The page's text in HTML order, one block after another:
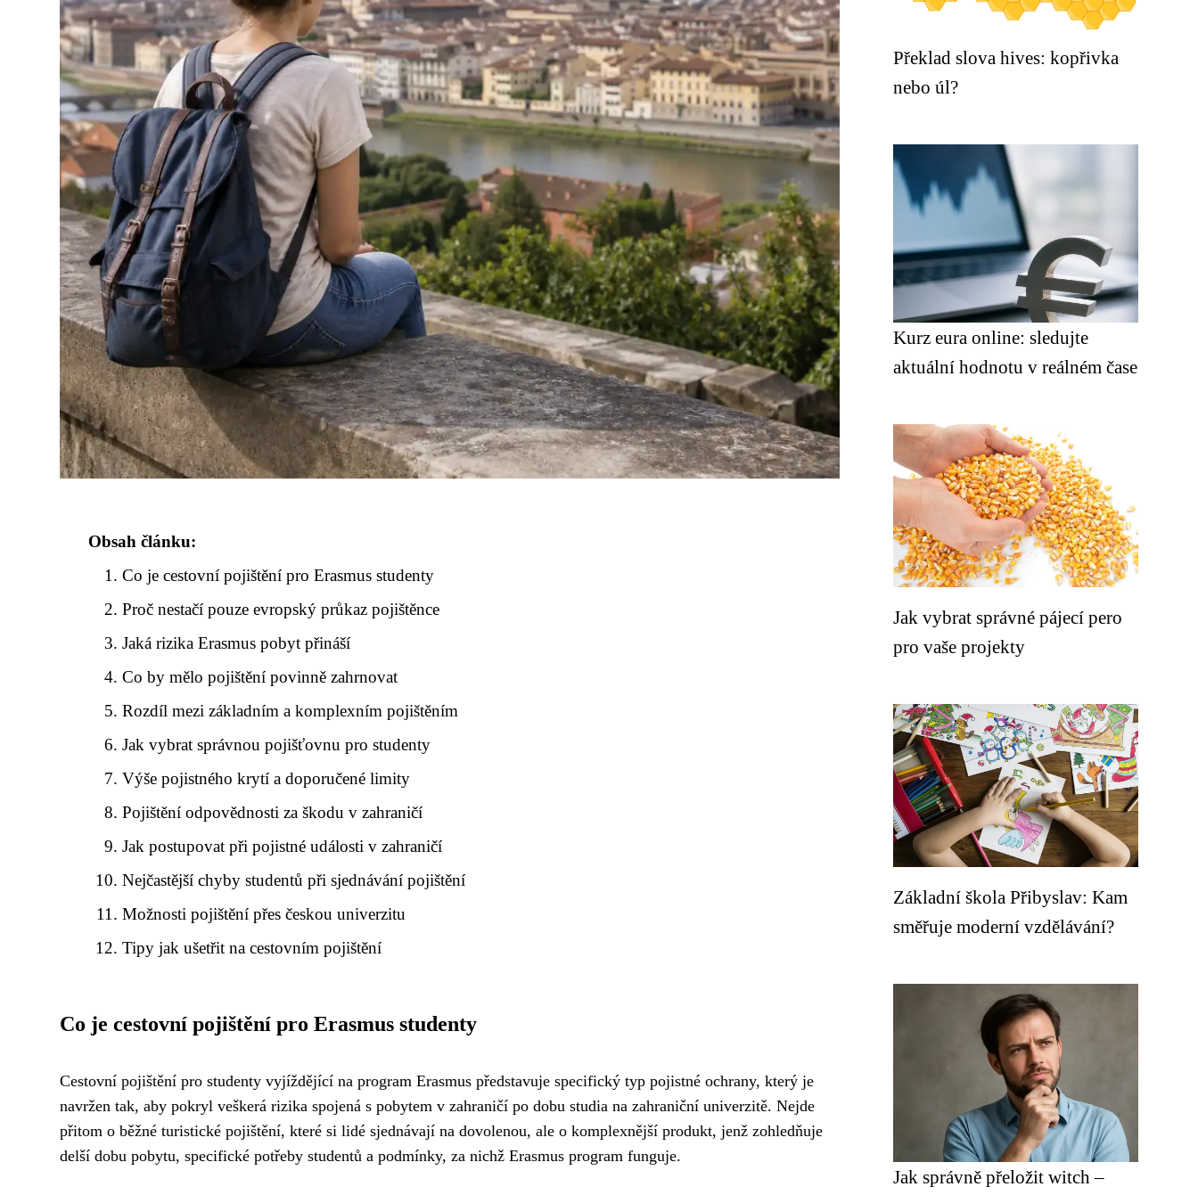
Obsah článku:
Co je cestovní pojištění pro Erasmus studenty
Proč nestačí pouze evropský průkaz pojištěnce
Jaká rizika Erasmus pobyt přináší
Co by mělo pojištění povinně zahrnovat
Rozdíl mezi základním a komplexním pojištěním
Jak vybrat správnou pojišťovnu pro studenty
Výše pojistného krytí a doporučené limity
Pojištění odpovědnosti za škodu v zahraničí
Jak postupovat při pojistné události v zahraničí
Nejčastější chyby studentů při sjednávání pojištění
Možnosti pojištění přes českou univerzitu
Tipy jak ušetřit na cestovním pojištění
Co je cestovní pojištění pro Erasmus studenty
Cestovní pojištění pro studenty vyjíždějící na program Erasmus představuje specifický typ pojistné ochrany, který je
navržen tak, aby pokryl veškerá rizika spojená s pobytem v zahraničí po dobu studia na zahraniční univerzitě. Nejde
přitom o běžné turistické pojištění, které si lidé sjednávají na dovolenou, ale o komplexnější produkt, jenž zohledňuje
delší dobu pobytu, specifické potřeby studentů a podmínky, za nichž Erasmus program funguje.
Překlad slova hives: kopřivka
nebo úl?
Kurz eura online: sledujte
aktuální hodnotu v reálném čase
Jak vybrat správné pájecí pero
pro vaše projekty
Základní škola Přibyslav: Kam
směřuje moderní vzdělávání?
Jak správně přeložit witch –